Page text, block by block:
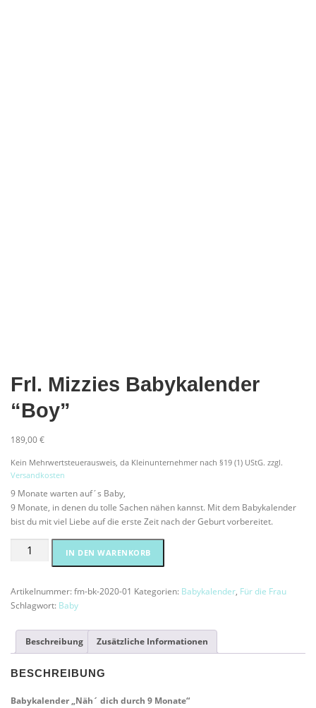
Frl. Mizzies Babykalender
“Boy”
189,00€
Kein Mehrwertsteuerausweis, da Kleinunternehmer nach §19 (1) UStG. zzgl.
Versandkosten
9 Monate warten auf´s Baby,
9 Monate, in denen du tolle Sachen nähen kannst. Mit dem Babykalender
bist du mit viel Liebe auf die erste Zeit nach der Geburt vorbereitet.
"Boy"
Menge
IN DEN WARENKORB
Artikelnummer:fm-bk-2020-01 Kategorien: Babykalender, Für die Frau
Schlagwort: Baby
Beschreibung Zusätzliche Informationen
BESCHREIBUNG
Babykalender „Näh´ dich durch 9 Monate“